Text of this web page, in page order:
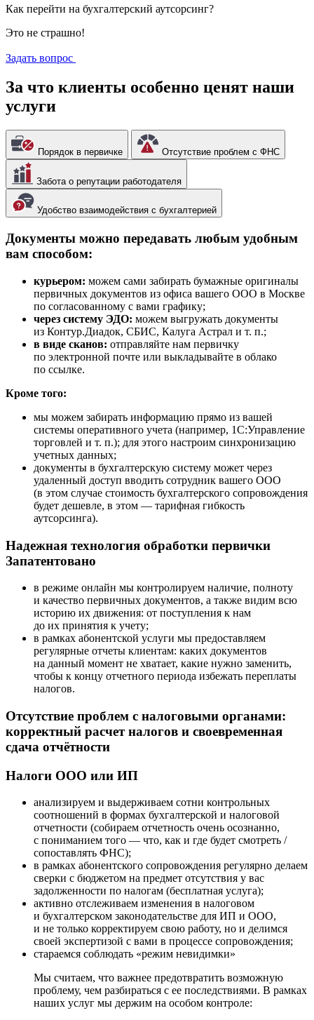
Как перейти на бухгалтерский аутсорсинг?
Это не страшно!
Задать вопрос
За что клиенты особенно ценят наши
услуги
Порядок в первичке Отсутствие проблем с ФНС
Забота о репутации работодателя
Удобство взаимодействия с бухгалтерией
Документы можно передавать любым удобным
вам способом:
курьером: можем сами забирать бумажные оригиналы
первичных документов из офиса вашего ООО в Москве
по согласованному с вами графику;
через систему ЭДО: можем выгружать документы
из Контур.Диадок, СБИС, Калуга Астрал и т. п.;
в виде сканов: отправляйте нам первичку
по электронной почте или выкладывайте в облако
по ссылке.
Кроме того:
мы можем забирать информацию прямо из вашей
системы оперативного учета (например, 1С:Управление
торговлей и т. п.); для этого настроим синхронизацию
учетных данных;
документы в бухгалтерскую систему может через
удаленный доступ вводить сотрудник вашего ООО
(в этом случае стоимость бухгалтерского сопровождения
будет дешевле, в этом — тарифная гибкость
аутсорсинга).
Надежная технология обработки первички
Запатентовано
в режиме онлайн мы контролируем наличие, полноту
и качество первичных документов, а также видим всю
историю их движения: от поступления к нам
до их принятия к учету;
в рамках абонентской услуги мы предоставляем
регулярные отчеты клиентам: каких документов
на данный момент не хватает, какие нужно заменить,
чтобы к концу отчетного периода избежать переплаты
налогов.
Отсутствие проблем с налоговыми органами:
корректный расчет налогов и своевременная
сдача отчётности
Налоги ООО или ИП
анализируем и выдерживаем сотни контрольных
соотношений в формах бухгалтерской и налоговой
отчетности (собираем отчетность очень осознанно,
с пониманием того — что, как и где будет смотреть /
сопоставлять ФНС);
в рамках абонентского сопровождения регулярно делаем
сверки с бюджетом на предмет отсутствия у вас
задолженности по налогам (бесплатная услуга);
активно отслеживаем изменения в налоговом
и бухгалтерском законодательстве для ИП и ООО,
и не только корректируем свою работу, но и делимся
своей экспертизой с вами в процессе сопровождения;
стараемся соблюдать «режим невидимки»
Мы считаем, что важнее предотвратить возможную
проблему, чем разбираться с ее последствиями. В рамках
наших услуг мы держим на особом контроле: